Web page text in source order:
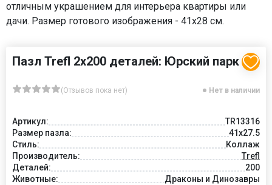
отличным украшением для интерьера квартиры или
дачи. Размер готового изображения - 41х28 см.
Пазл Trefl 2х200 деталей: Юрский парк
(Отзывов пока нет) Нет в наличии
Артикул:
TR13316
Размер пазла:
41x27.5
Стиль:
Коллаж
Производитель:
Trefl
Деталей:
200
Животные:
Драконы и Динозавры